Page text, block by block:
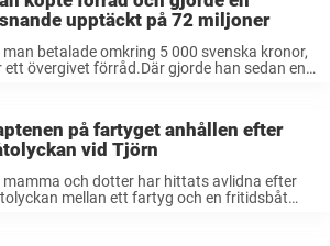
upptäckt på 72 miljoner
man betalade omkring 5 000 svenska kronor,
ett övergivet förråd.Där gjorde han sedan en
Wars”, ...
på fartyget anhållen efter
vid Tjörn
mamma och dotter har hittats avlidna efter
mellan ett fartyg och en fritidsbåt